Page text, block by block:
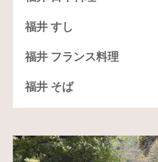
福井 すし
福井 フランス料理
福井 そば